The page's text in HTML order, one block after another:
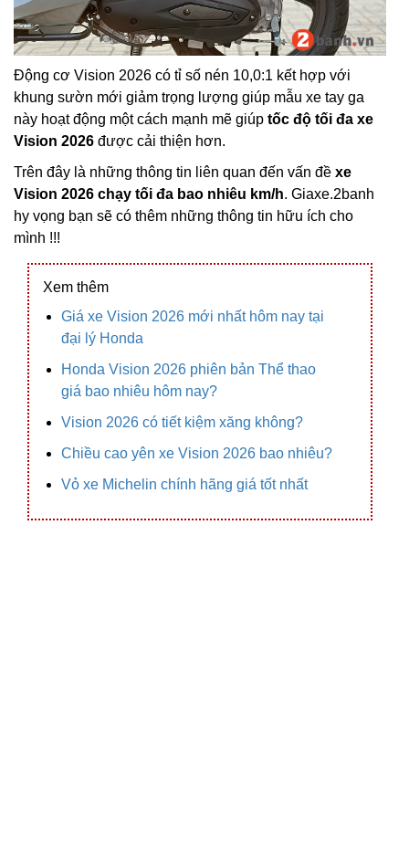
Động cơ Vision 2026 có tỉ số nén 10,0:1 kết hợp với
khung sườn mới giảm trọng lượng giúp mẫu xe tay ga
này hoạt động một cách mạnh mẽ giúp tốc độ tối đa xe
Vision 2026 được cải thiện hơn.
Trên đây là những thông tin liên quan đến vấn đề xe
Vision 2026 chạy tối đa bao nhiêu km/h. Giaxe.2banh
hy vọng bạn sẽ có thêm những thông tin hữu ích cho
mình !!!
Xem thêm
Giá xe Vision 2026 mới nhất hôm nay tại
đại lý Honda
Honda Vision 2026 phiên bản Thể thao
giá bao nhiêu hôm nay?
Vision 2026 có tiết kiệm xăng không?
Chiều cao yên xe Vision 2026 bao nhiêu?
Vỏ xe Michelin chính hãng giá tốt nhất